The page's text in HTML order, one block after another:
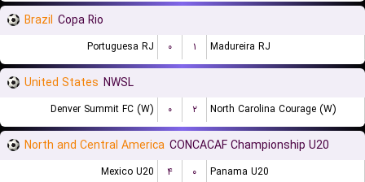
Brazil Copa Rio
Portuguesa RJ ۰ ۱ Madureira RJ
United States NWSL
Denver Summit FC (W) ۰ ۲ North Carolina Courage (W)
North and Central America CONCACAF Championship U20
Mexico U20 ۴ ۰
Panama U20